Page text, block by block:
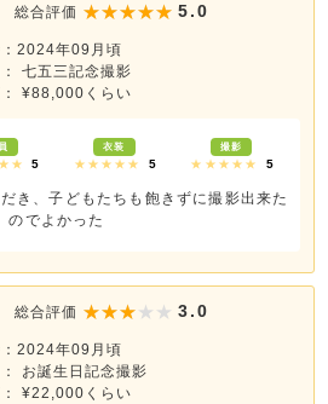
総合評価 5.0
2024年09月頃
七五三記念撮影
¥88,000くらい
5
衣装
★★★★★ 5
撮影
★★★★★ 5
き、子どもたちも飽きずに撮影出来た
のでよかった
総合評価 3.0
2024年09月頃
お誕生日記念撮影
¥22,000くらい